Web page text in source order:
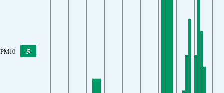
PM10 5